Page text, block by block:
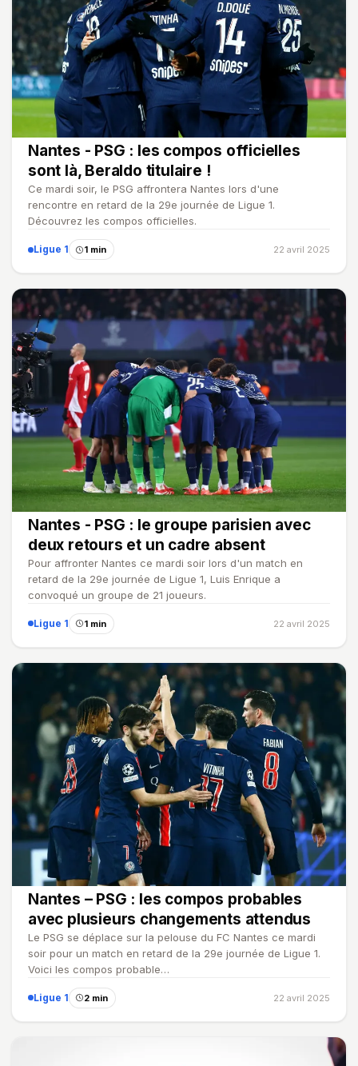
Nantes - PSG : les compos officielles
sont là, Beraldo titulaire !
Ce mardi soir, le PSG affrontera Nantes lors d'une
rencontre en retard de la 29e journée de Ligue 1.
Découvrez les compos officielles.
Ligue 1 1 min 22 avril 2025
Nantes - PSG : le groupe parisien avec
deux retours et un cadre absent
Pour affronter Nantes ce mardi soir lors d'un match en
retard de la 29e journée de Ligue 1, Luis Enrique a
convoqué un groupe de 21 joueurs.
Ligue 1 1 min 22 avril 2025
Nantes – PSG : les compos probables
avec plusieurs changements attendus
Le PSG se déplace sur la pelouse du FC Nantes ce mardi
soir pour un match en retard de la 29e journée de Ligue 1.
Voici les compos probable…
Ligue 1 2 min 22 avril 2025